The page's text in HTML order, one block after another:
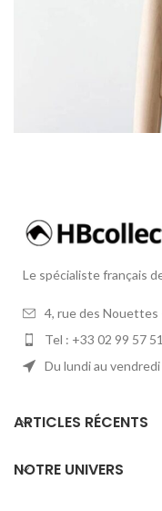
Le spécialiste français
4, rue des Nouettes
Tel : +33 02 99 57
Du lundi au
ARTICLES RÉCENTS
NOTRE UNIVERS